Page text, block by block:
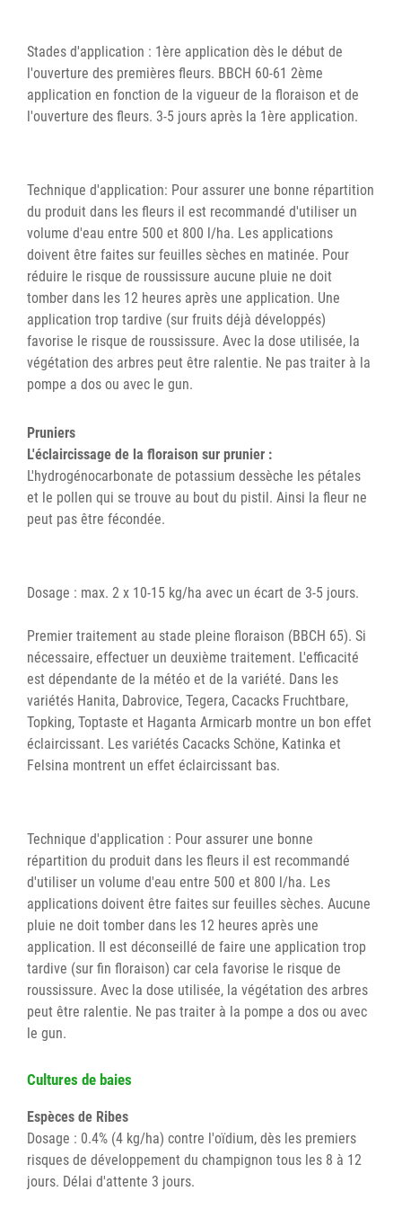
Stades d'application : 1ère application dès le début de
l'ouverture des premières fleurs. BBCH 60-61 2ème
application en fonction de la vigueur de la floraison et de
l'ouverture des fleurs. 3-5 jours après la 1ère application.
Technique d'application: Pour assurer une bonne répartition
du produit dans les fleurs il est recommandé d'utiliser un
volume d'eau entre 500 et 800 l/ha. Les applications
doivent être faites sur feuilles sèches en matinée. Pour
réduire le risque de roussissure aucune pluie ne doit
tomber dans les 12 heures après une application. Une
application trop tardive (sur fruits déjà développés)
favorise le risque de roussissure. Avec la dose utilisée, la
végétation des arbres peut être ralentie. Ne pas traiter à la
pompe a dos ou avec le gun.
Pruniers
L'éclaircissage de la floraison sur prunier :
L'hydrogénocarbonate de potassium dessèche les pétales
et le pollen qui se trouve au bout du pistil. Ainsi la fleur ne
peut pas être fécondée.
Dosage : max. 2 x 10-15 kg/ha avec un écart de 3-5 jours.
Premier traitement au stade pleine floraison (BBCH 65). Si
nécessaire, effectuer un deuxième traitement. L'efficacité
est dépendante de la météo et de la variété. Dans les
variétés Hanita, Dabrovice, Tegera, Cacacks Fruchtbare,
Topking, Toptaste et Haganta Armicarb montre un bon effet
éclaircissant. Les variétés Cacacks Schöne, Katinka et
Felsina montrent un effet éclaircissant bas.
Technique d'application : Pour assurer une bonne
répartition du produit dans les fleurs il est recommandé
d'utiliser un volume d'eau entre 500 et 800 l/ha. Les
applications doivent être faites sur feuilles sèches. Aucune
pluie ne doit tomber dans les 12 heures après une
application. Il est déconseillé de faire une application trop
tardive (sur fin floraison) car cela favorise le risque de
roussissure. Avec la dose utilisée, la végétation des arbres
peut être ralentie. Ne pas traiter à la pompe a dos ou avec
le gun.
Cultures de baies
Espèces de Ribes
Dosage : 0.4% (4 kg/ha) contre l'oïdium, dès les premiers
risques de développement du champignon tous les 8 à 12
jours. Délai d'attente 3 jours.